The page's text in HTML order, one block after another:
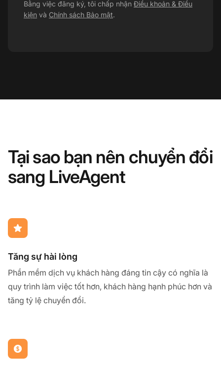
Bằng việc đăng ký, tôi chấp nhận Điều khoản & Điều
kiện và Chính sách Bảo mật.
Tại sao bạn nên chuyển đổi
sang LiveAgent
Tăng sự hài lòng
Phần mềm dịch vụ khách hàng đáng tin cậy có nghĩa là
quy trình làm việc tốt hơn, khách hàng hạnh phúc hơn và
tăng tỷ lệ chuyển đổi.